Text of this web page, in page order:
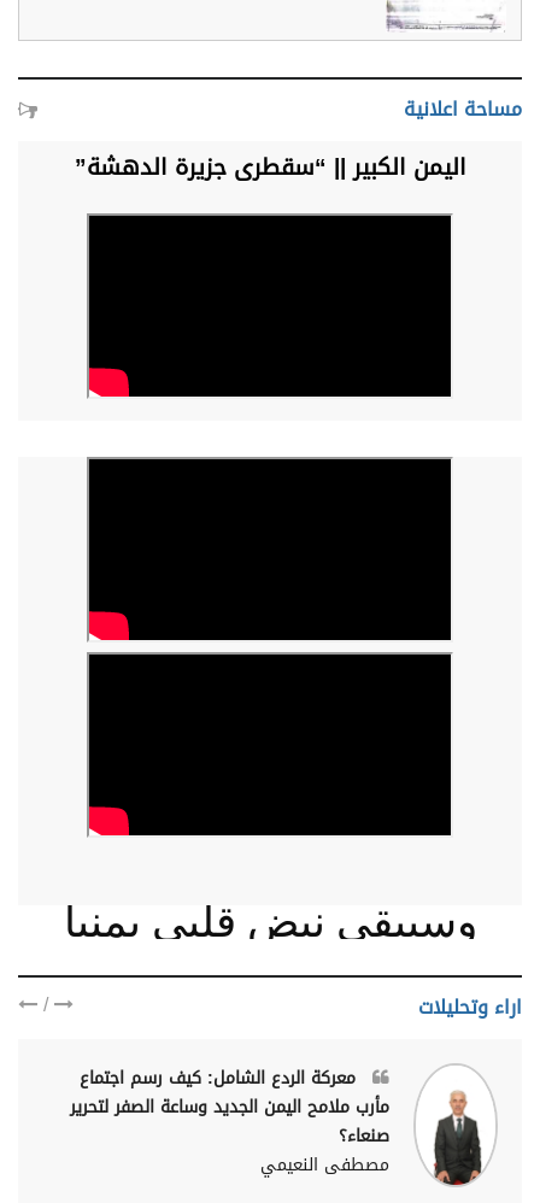
مساحة اعلانية
اليمن الكبير || “سقطرى جزيرة الدهشة”
وسيبقى نبض قلبي يمنيا
اراء وتحليلات /
معركة الردع الشامل: كيف رسم اجتماع
مأرب ملامح اليمن الجديد وساعة الصفر لتحرير
صنعاء؟
مصطفى النعيمي